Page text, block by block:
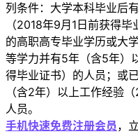
列条件：大学本科毕业后
（2018年9月1日前获得
的高职高专毕业学历或大
等学力并有5年（含5年）
得毕业证书）的人员；或
（含2年）以上工作经验
人员。
手机快速免费注册会员 ，